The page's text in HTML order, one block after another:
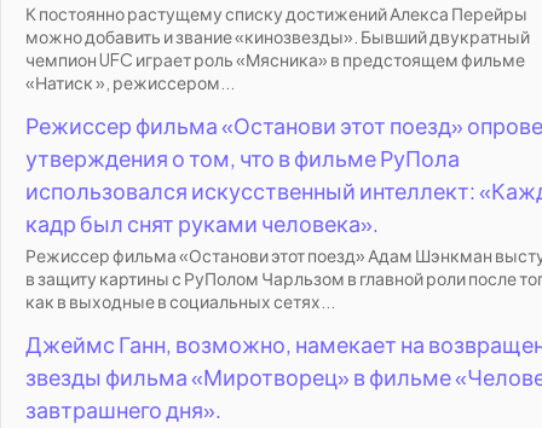
К постоянно растущему списку достижений Алекса Перейры
можно добавить и звание «кинозвезды». Бывший двукратный
чемпион UFC играет роль «Мясника» в предстоящем фильме
«Натиск », режиссером...
Режиссер фильма «Останови этот поезд»
утверждения о том, что в фильме РуПола
использовался искусственный интеллект:
кадр был снят руками человека».
Режиссер фильма «Останови этот поезд» Адам Шэнкман
в защиту картины с РуПолом Чарльзом в главной роли после
как в выходные в социальных сетях...
Джеймс Ганн, возможно, намекает на
звезды фильма «Миротворец» в фильме
завтрашнего дня».